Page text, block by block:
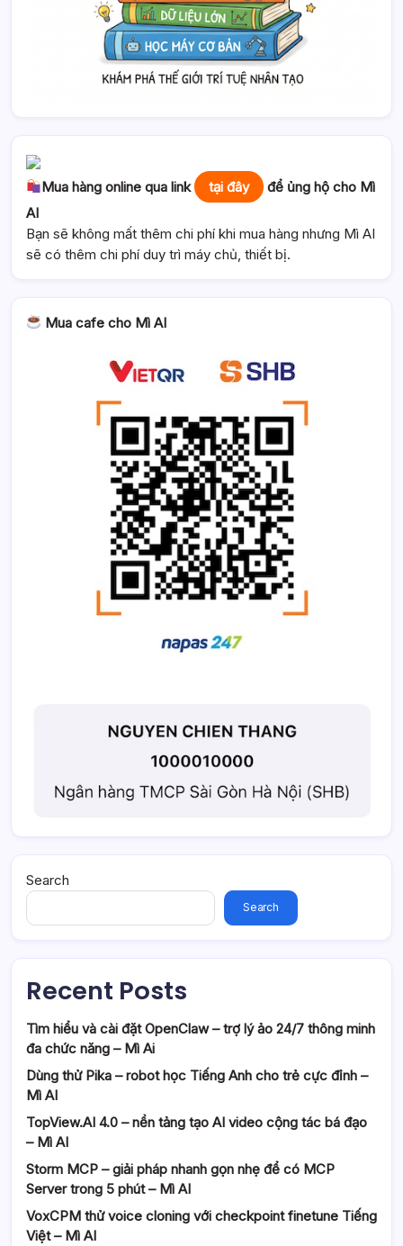
Mua hàng online qua link tại đây
để ủng hộ cho Mì
AI
Bạn sẽ không mất thêm chi phí khi mua hàng nhưng Mì AI
sẽ có thêm chi phí duy trì máy chủ, thiết bị.
Mua cafe cho Mì AI
Search
Search
Recent Posts
Tìm hiểu và cài đặt OpenClaw – trợ lý ảo 24/7 thông minh
đa chức năng – Mì Ai
Dùng thử Pika – robot học Tiếng Anh cho trẻ cực đỉnh –
Mì AI
TopView.AI 4.0 – nền tảng tạo AI video cộng tác bá đạo
– Mì AI
Storm MCP – giải pháp nhanh gọn nhẹ để có MCP
Server trong 5 phút – Mì AI
VoxCPM thử voice cloning với checkpoint finetune Tiếng
Việt – Mì AI